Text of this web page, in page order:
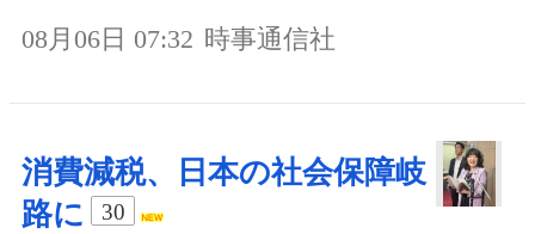
08月06日 07:32 時事通信社
消費減税、日本の社会保障岐
路に
30